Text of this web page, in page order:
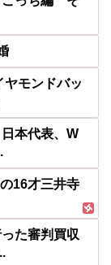
ヤモンドバッ
本代表、W
16才三井寺
た審判買収